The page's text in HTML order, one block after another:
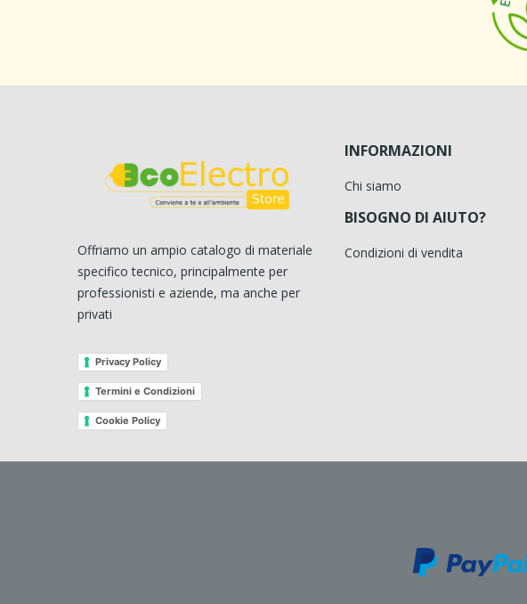
Offriamo un ampio catalogo di materiale
specifico tecnico, principalmente per
professionisti e aziende, ma anche per
privati
Privacy Policy
Termini e Condizioni
Cookie Policy
INFORMAZIONI
Chi siamo
BISOGNO DI AIUTO?
Condizioni di vendita